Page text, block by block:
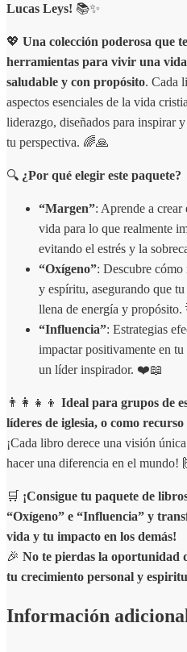
Lucas Leys! 📚✨
💖 Una colección poderosa que
herramientas para vivir una
saludable y con propósito. Cada
aspectos esenciales de la vida
liderazgo, diseñados para inspirar
tu perspectiva. 🌈🙏
🔍 ¿Por qué elegir este paquete?
“Margen”: Aprende a crear
vida para lo que realmente
evitando el estrés y la
“Oxígeno”: Descubre
y espíritu, asegurando que
llena de energía y propósito.
“Influencia”: Estrategias
impactar positivamente en
un líder inspirador. ❤️📖
👨‍👩‍👧‍👦 Ideal para grupos de
líderes de iglesia, o como
¡Cada libro derece una visión
hacer una diferencia en el mundo!
🛒 ¡Consigue tu paquete de
“Oxígeno” e “Influencia” y
vida y tu impacto en los demás!
🎉 No te pierdas la oportunidad
tu crecimiento personal y
Información